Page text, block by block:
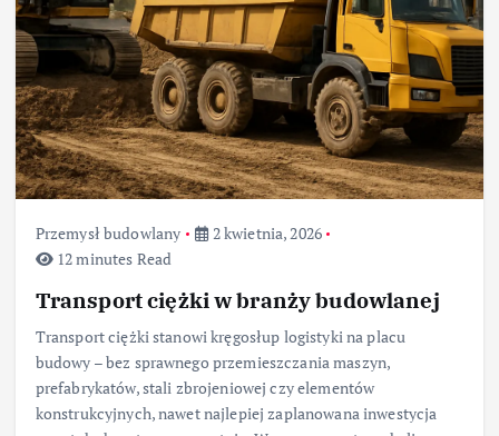
Przemysł budowlany
2 kwietnia, 2026
12 minutes Read
Transport ciężki w branży budowlanej
Transport ciężki stanowi kręgosłup logistyki na placu
budowy – bez sprawnego przemieszczania maszyn,
prefabrykatów, stali zbrojeniowej czy elementów
konstrukcyjnych, nawet najlepiej zaplanowana inwestycja